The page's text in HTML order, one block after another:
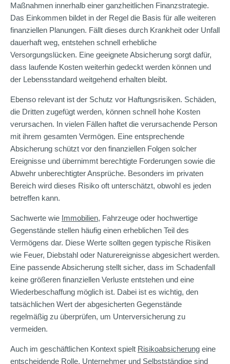
Maßnahmen innerhalb einer ganzheitlichen Finanzstrategie.
Das Einkommen bildet in der Regel die Basis für alle weiteren
finanziellen Planungen. Fällt dieses durch Krankheit oder Unfall
dauerhaft weg, entstehen schnell erhebliche
Versorgungslücken. Eine geeignete Absicherung sorgt dafür,
dass laufende Kosten weiterhin gedeckt werden können und
der Lebensstandard weitgehend erhalten bleibt.
Ebenso relevant ist der Schutz vor Haftungsrisiken. Schäden,
die Dritten zugefügt werden, können schnell hohe Kosten
verursachen. In vielen Fällen haftet die verursachende Person
mit ihrem gesamten Vermögen. Eine entsprechende
Absicherung schützt vor den finanziellen Folgen solcher
Ereignisse und übernimmt berechtigte Forderungen sowie die
Abwehr unberechtigter Ansprüche. Besonders im privaten
Bereich wird dieses Risiko oft unterschätzt, obwohl es jeden
betreffen kann.
Sachwerte wie Immobilien, Fahrzeuge oder hochwertige
Gegenstände stellen häufig einen erheblichen Teil des
Vermögens dar. Diese Werte sollten gegen typische Risiken
wie Feuer, Diebstahl oder Naturereignisse abgesichert werden.
Eine passende Absicherung stellt sicher, dass im Schadenfall
keine größeren finanziellen Verluste entstehen und eine
Wiederbeschaffung möglich ist. Dabei ist es wichtig, den
tatsächlichen Wert der abgesicherten Gegenstände
regelmäßig zu überprüfen, um Unterversicherung zu
vermeiden.
Auch im geschäftlichen Kontext spielt Risikoabsicherung eine
entscheidende Rolle. Unternehmer und Selbstständige sind